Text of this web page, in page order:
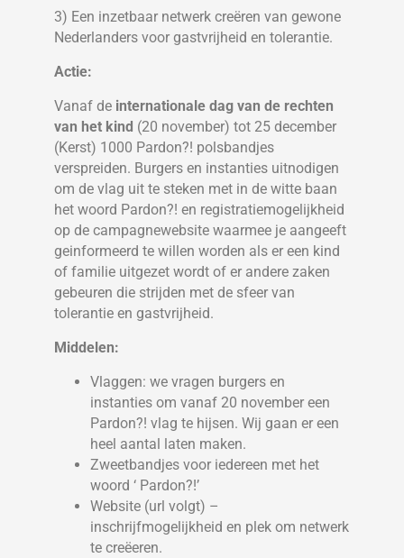
3) Een inzetbaar netwerk creëren van gewone
Nederlanders voor gastvrijheid en tolerantie.
Actie:
Vanaf de internationale dag van de rechten
van het kind (20 november) tot 25 december
(Kerst) 1000 Pardon?! polsbandjes
verspreiden. Burgers en instanties uitnodigen
om de vlag uit te steken met in de witte baan
het woord Pardon?! en registratiemogelijkheid
op de campagnewebsite waarmee je aangeeft
geinformeerd te willen worden als er een kind
of familie uitgezet wordt of er andere zaken
gebeuren die strijden met de sfeer van
tolerantie en gastvrijheid.
Middelen:
Vlaggen: we vragen burgers en
instanties om vanaf 20 november een
Pardon?! vlag te hijsen. Wij gaan er een
heel aantal laten maken.
Zweetbandjes voor iedereen met het
woord ‘ Pardon?!’
Website (url volgt) –
inschrijfmogelijkheid en plek om netwerk
te creëeren.